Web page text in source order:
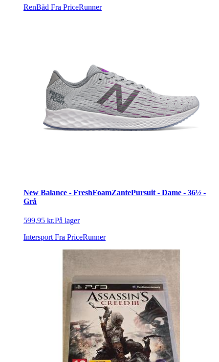
RenBåd Fra PriceRunner
New Balance - FreshFoamZantePursuit - Dame - 36½ -
Grå
599,95 kr.På lager
Intersport Fra PriceRunner